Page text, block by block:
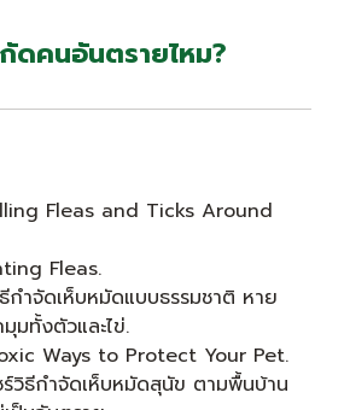
ดคนอันตรายไหม?
Fleas and Ticks Around
Fleas.
กำจัดเห็บหมัดแบบธรรมชาติ หาย
มทั้งตัวและไข่.
Ways to Protect Your Pet.
วิธีกําจัดเห็บหมัดสุนัข ตามพื้นบ้าน